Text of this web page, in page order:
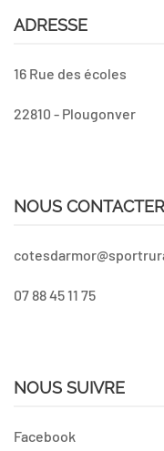
ADRESSE
16 Rue des écoles
22810 - Plougonver
NOUS CONTACTER
07 88 45 11 75
NOUS SUIVRE
Facebook